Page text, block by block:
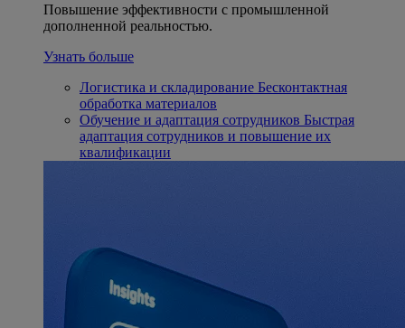
Повышение эффективности с промышленной
дополненной реальностью.
Узнать больше
Логистика и складирование Бесконтактная
обработка материалов
Обучение и адаптация сотрудников Быстрая
адаптация сотрудников и повышение их
квалификации